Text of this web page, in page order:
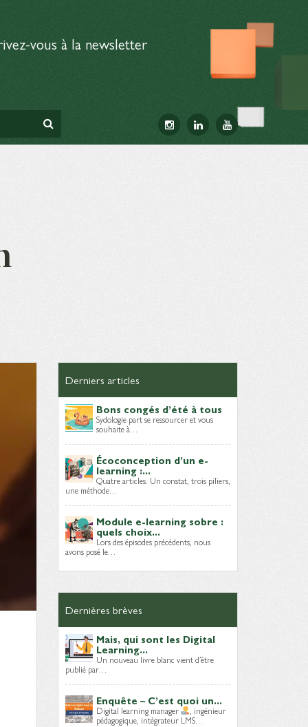
vous à la newsletter
Derniers articles
Bons congés d’été à tous
Sydologie part se ressourcer et vous
souhaite à…
Écoconception d’un e-
learning :...
Quatre articles. Un constat, trois piliers,
une méthode…
Module e-learning sobre :
quels choix...
Lors des épisodes précédents, nous
avons posé le…
Dernières brèves
Mais, qui sont les Digital
Learning...
Un nouveau livre blanc vient d’être
publié par…
Enquête – C’est quoi un...
Digital learning manager , ingénieur
pédagogique, intégrateur LMS…